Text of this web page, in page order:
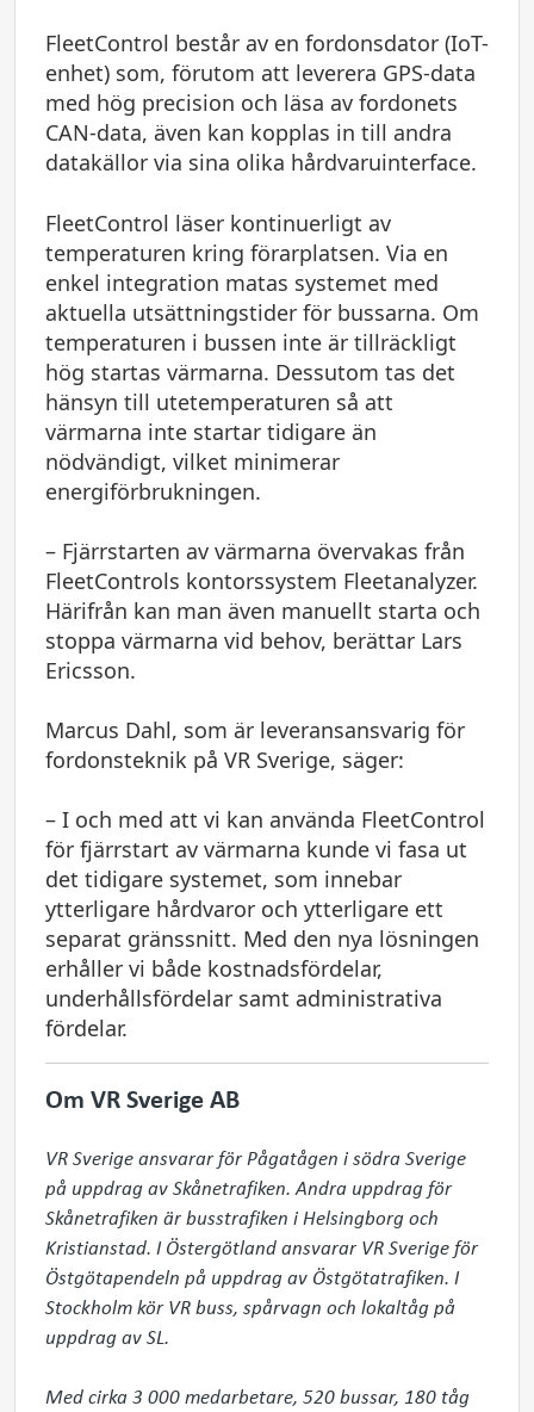
FleetControl består av en fordonsdator (IoT-
enhet) som, förutom att leverera GPS-data
med hög precision och läsa av fordonets
CAN-data, även kan kopplas in till andra
datakällor via sina olika hårdvaruinterface.
FleetControl läser kontinuerligt av
temperaturen kring förarplatsen. Via en
enkel integration matas systemet med
aktuella utsättningstider för bussarna. Om
temperaturen i bussen inte är tillräckligt
hög startas värmarna. Dessutom tas det
hänsyn till utetemperaturen så att
värmarna inte startar tidigare än
nödvändigt, vilket minimerar
energiförbrukningen.
– Fjärrstarten av värmarna övervakas från
FleetControls kontorssystem Fleetanalyzer.
Härifrån kan man även manuellt starta och
stoppa värmarna vid behov, berättar Lars
Ericsson.
Marcus Dahl, som är leveransansvarig för
fordonsteknik på VR Sverige, säger:
– I och med att vi kan använda FleetControl
för fjärrstart av värmarna kunde vi fasa ut
det tidigare systemet, som innebar
ytterligare hårdvaror och ytterligare ett
separat gränssnitt. Med den nya lösningen
erhåller vi både kostnadsfördelar,
underhållsfördelar samt administrativa
fördelar.
Om VR Sverige AB
VR Sverige ansvarar för Pågatågen i södra Sverige
på uppdrag av Skånetrafiken. Andra uppdrag för
Skånetrafiken är busstrafiken i Helsingborg och
Kristianstad. I Östergötland ansvarar VR Sverige för
Östgötapendeln på uppdrag av Östgötatrafiken. I
Stockholm kör VR buss, spårvagn och lokaltåg på
uppdrag av SL.
Med cirka 3 000 medarbetare, 520 bussar, 180 tåg